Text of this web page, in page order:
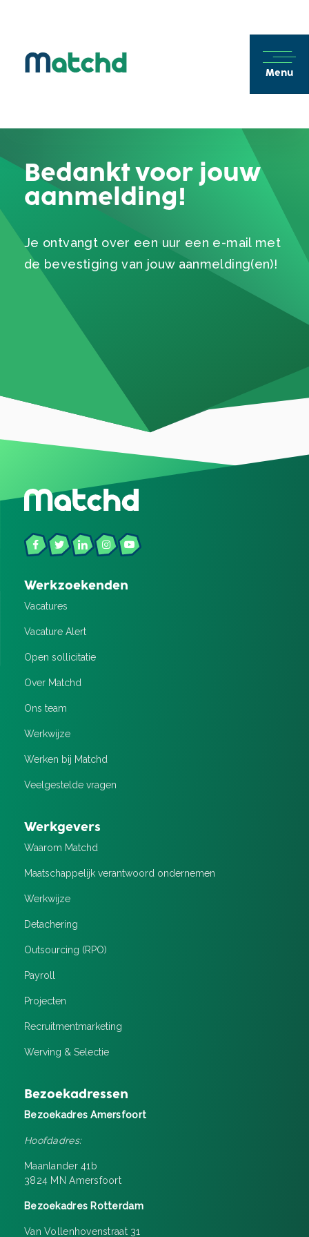
Menu
Bedankt voor jouw
aanmelding!
Je ontvangt over een uur een e-mail met
de bevestiging van jouw aanmelding(en)!
Werkzoekenden
Vacatures
Vacature Alert
Open sollicitatie
Over Matchd
Ons team
Werkwijze
Werken bij Matchd
Veelgestelde vragen
Werkgevers
Waarom Matchd
Maatschappelijk verantwoord ondernemen
Werkwijze
Detachering
Outsourcing (RPO)
Payroll
Projecten
Recruitment­marketing
Werving & Selectie
Bezoekadressen
Bezoekadres Amersfoort
Hoofdadres:
Maanlander 41b
3824 MN Amersfoort
Bezoekadres Rotterdam
Van Vollenhovenstraat 31